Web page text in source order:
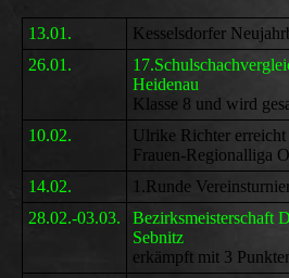
13.01.
Kesselsdorfer
26.01.
Heidenau
Klasse 8 und wird
10.02.
Ulrike Richter
Frauen-Regionalliga
14.02.
1.Runde
28.02.-03.03.
Bezirksmeisterschaft
Sebnitz
erkämpft mit 3